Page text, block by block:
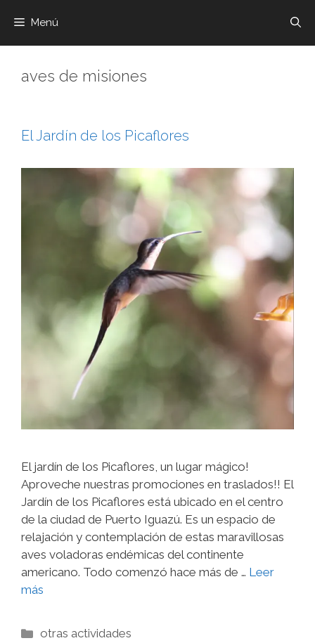
Menú
aves de misiones
El Jardín de los Picaflores
El jardín de los Picaflores, un lugar mágico!
Aproveche nuestras promociones en traslados!! El
Jardín de los Picaflores está ubicado en el centro
de la ciudad de Puerto Iguazú. Es un espacio de
relajación y contemplación de estas maravillosas
aves voladoras endémicas del continente
americano. Todo comenzó hace más de … Leer
más
otras actividades